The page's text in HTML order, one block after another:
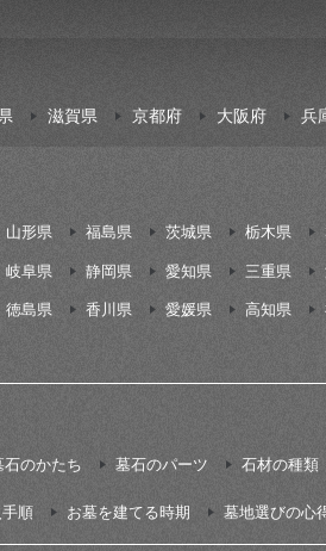
滋賀県 京都府 大阪府 兵
山形県 福島県 茨城県 栃木県
岐阜県 静岡県 愛知県 三重県
徳島県 香川県 愛媛県 高知県
石のかたち 墓石のパーツ 石材の種類
順 お墓を建てる時期 墓地選びの心